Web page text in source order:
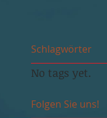
Schlagwörter
No tags yet.
Folgen Sie uns!